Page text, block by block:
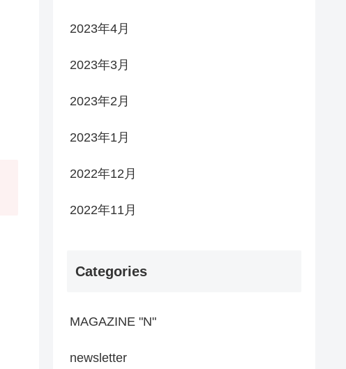
2023年4月
2023年3月
2023年2月
2023年1月
2022年12月
2022年11月
Categories
MAGAZINE "N"
newsletter